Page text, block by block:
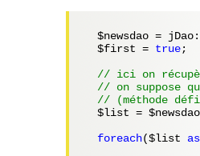
$newsdao =
$first = true;
// ici on
// on suppose
// (méthode
$list = $newsdao
foreach($list as